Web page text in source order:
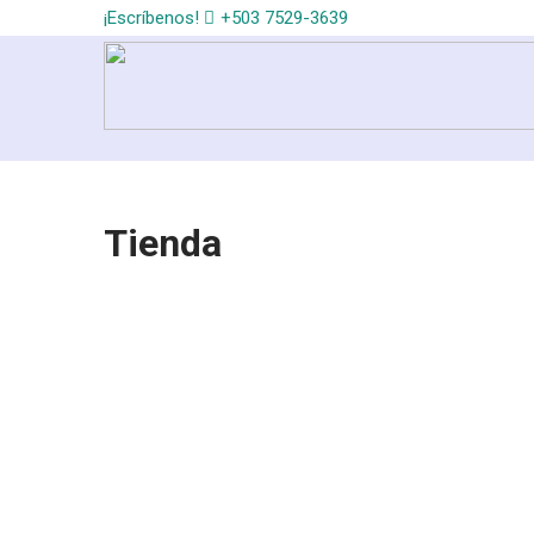
¡Escríbenos! +503 7529-3639
Tienda